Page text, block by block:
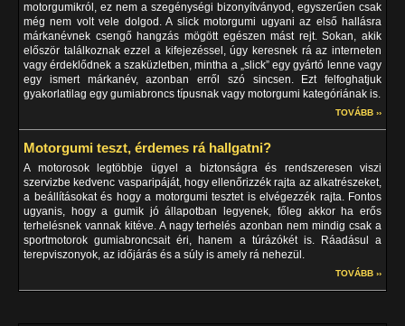
motorgumikról, ez nem a szegénységi bizonyítványod, egyszerűen csak
még nem volt vele dolgod. A slick motorgumi ugyani az első hallásra
márkanévnek csengő hangzás mögött egészen mást rejt. Sokan, akik
először találkoznak ezzel a kifejezéssel, úgy keresnek rá az interneten
vagy érdeklődnek a szaküzletben, mintha a „slick” egy gyártó lenne vagy
egy ismert márkanév, azonban erről szó sincsen. Ezt felfoghatjuk
gyakorlatilag egy gumiabroncs típusnak vagy motorgumi kategóriának is.
TOVÁBB ››
Motorgumi teszt, érdemes rá hallgatni?
A motorosok legtöbbje ügyel a biztonságra és rendszeresen viszi
szervizbe kedvenc vasparipáját, hogy ellenőrizzék rajta az alkatrészeket,
a beállításokat és hogy a motorgumi tesztet is elvégezzék rajta. Fontos
ugyanis, hogy a gumik jó állapotban legyenek, főleg akkor ha erős
terhelésnek vannak kitéve. A nagy terhelés azonban nem mindig csak a
sportmotorok gumiabroncsait éri, hanem a túrázókét is. Ráadásul a
terepviszonyok, az időjárás és a súly is amely rá nehezül.
TOVÁBB ››